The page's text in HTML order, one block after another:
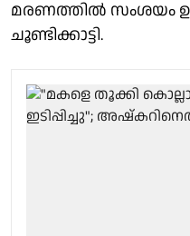
മരണത്തിൽ സംശയം
ചൂണ്ടിക്കാട്ടി.